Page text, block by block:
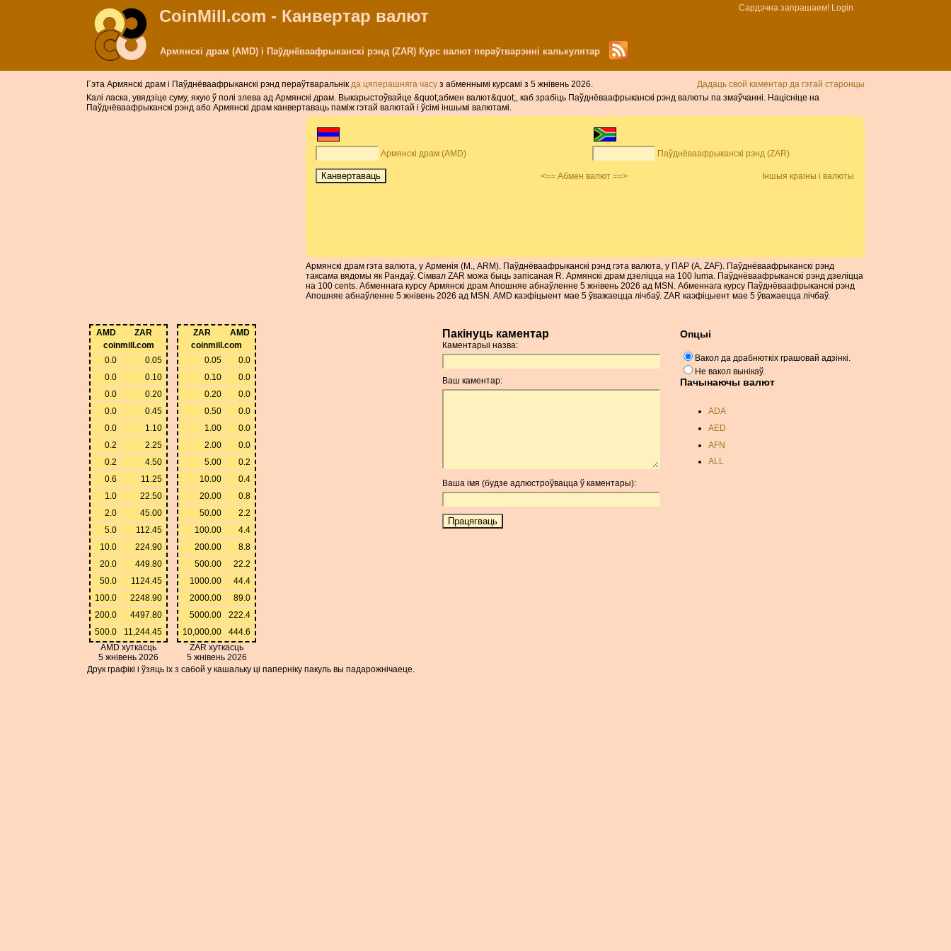
CoinMill.com - Канвертар валют Сардэчна запрашаем! Login
Армянскі драм (AMD) і Паўднёваафрыканскі рэнд (ZAR) Курс валют пераўтварэнні калькулятар
Дадаць свой каментар да гэтай старонцы
Гэта Армянскі драм і Паўднёваафрыканскі рэнд пераўтваральнік да цяперашняга часу з абменнымі курсамі з 5 жнівень 2026.
Калі ласка, увядзіце суму, якую ў полі злева ад Армянскі драм. Выкарыстоўвайце &quot;абмен валют&quot;, каб зрабіць Паўднёваафрыканскі рэнд валюты па змаўчанні. Націсніце на
Паўднёваафрыканскі рэнд або Армянскі драм канвертаваць паміж гэтай валютай і ўсімі іншымі валютамі.
Армянскі драм (AMD) Паўднёваафрыканскі рэнд (ZAR)
<== Абмен валют ==> Іншыя краіны і валюты
Армянскі драм гэта валюта, у Арменія (М., ARM). Паўднёваафрыканскі рэнд гэта валюта, у ПАР (А, ZAF). Паўднёваафрыканскі рэнд
таксама вядомы як Рандаў. Сімвал ZAR можа быць запісаная R. Армянскі драм дзеліцца на 100 luma. Паўднёваафрыканскі рэнд дзеліцца
на 100 cents. Абменнага курсу Армянскі драм Апошняе абнаўленне 5 жнівень 2026 ад MSN. Абменнага курсу Паўднёваафрыканскі рэнд
Апошняе абнаўленне 5 жнівень 2026 ад MSN. AMD каэфіцыент мае 5 ўважаецца лічбаў. ZAR каэфіцыент мае 5 ўважаецца лічбаў.
AMD
ZAR
coinmill.com
0.0
0.05
0.0
0.10
0.0
0.20
0.0
0.45
0.0
1.10
0.2
2.25
0.2
4.50
0.6
11.25
1.0
22.50
2.0
45.00
5.0
112.45
10.0
224.90
20.0
449.80
50.0
1124.45
100.0
2248.90
200.0
4497.80
500.0
11,244.45
AMD хуткасць
5 жнівень 2026
ZAR
AMD
coinmill.com
0.05
0.0
0.10
0.0
0.20
0.0
0.50
0.0
1.00
0.0
2.00
0.0
5.00
0.2
10.00
0.4
20.00
0.8
50.00
2.2
100.00
4.4
200.00
8.8
500.00
22.2
1000.00
44.4
2000.00
89.0
5000.00
222.4
10,000.00
444.6
ZAR хуткасць
5 жнівень 2026
Друк графікі і ўзяць іх з сабой у кашальку ці паперніку пакуль вы падарожнічаеце.
Пакінуць каментар
Каментарыі назва:
Ваш каментар:
Ваша імя (будзе адлюстроўвацца ў каментары):
Опцыі
Вакол да драбнюткіх грашовай адзінкі.
Не вакол вынікаў.
Пачынаючы валют
ADA
AED
AFN
ALL